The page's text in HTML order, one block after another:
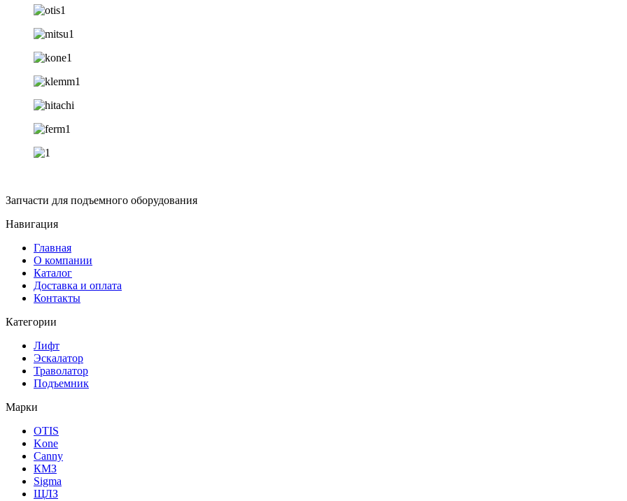
Запчасти для подъемного оборудования
Навигация
Главная
О компании
Каталог
Доставка и оплата
Контакты
Категории
Лифт
Эскалатор
Траволатор
Подъемник
Марки
OTIS
Kone
Canny
КМЗ
Sigma
ЩЛЗ